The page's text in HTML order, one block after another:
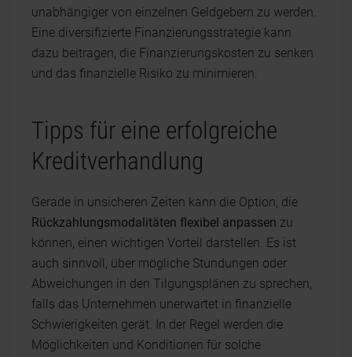
unabhängiger von einzelnen Geldgebern zu werden.
Eine diversifizierte Finanzierungsstrategie kann
dazu beitragen, die Finanzierungskosten zu senken
und das finanzielle Risiko zu minimieren.
Tipps für eine erfolgreiche
Kreditverhandlung
Gerade in unsicheren Zeiten kann die Option, die
Rückzahlungsmodalitäten flexibel anpassen zu
können, einen wichtigen Vorteil darstellen. Es ist
auch sinnvoll, über mögliche Stundungen oder
Abweichungen in den Tilgungsplänen zu sprechen,
falls das Unternehmen unerwartet in finanzielle
Schwierigkeiten gerät. In der Regel werden die
Möglichkeiten und Konditionen für solche